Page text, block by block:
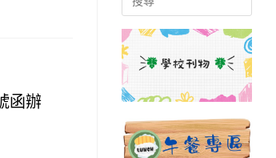
函辦
for: